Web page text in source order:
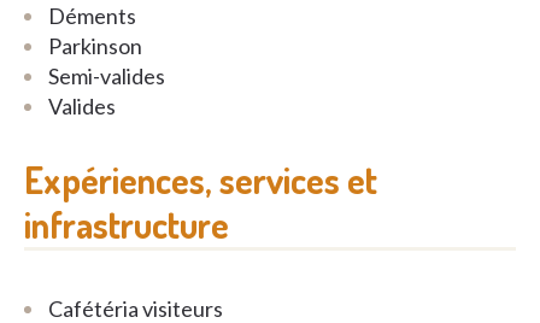
Déments
Parkinson
Semi-valides
Valides
Expériences, services et
infrastructure
Cafétéria visiteurs